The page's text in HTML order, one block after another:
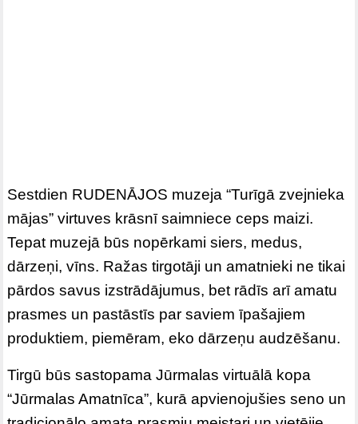
Sestdien RUDENĀJOS muzeja “Turīgā zvejnieka
mājas” virtuves krāsnī saimniece ceps maizi.
Tepat muzejā būs nopērkami siers, medus,
dārzeņi, vīns. Ražas tirgotāji un amatnieki ne tikai
pārdos savus izstrādājumus, bet rādīs arī amatu
prasmes un pastāstīs par saviem īpašajiem
produktiem, piemēram, eko dārzeņu audzēšanu.
Tirgū būs sastopama Jūrmalas virtuālā kopa
“Jūrmalas Amatnīca”, kurā apvienojušies seno un